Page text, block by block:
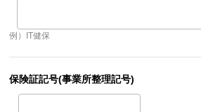
例）IT健保
保険証記号(事業所整理記号)